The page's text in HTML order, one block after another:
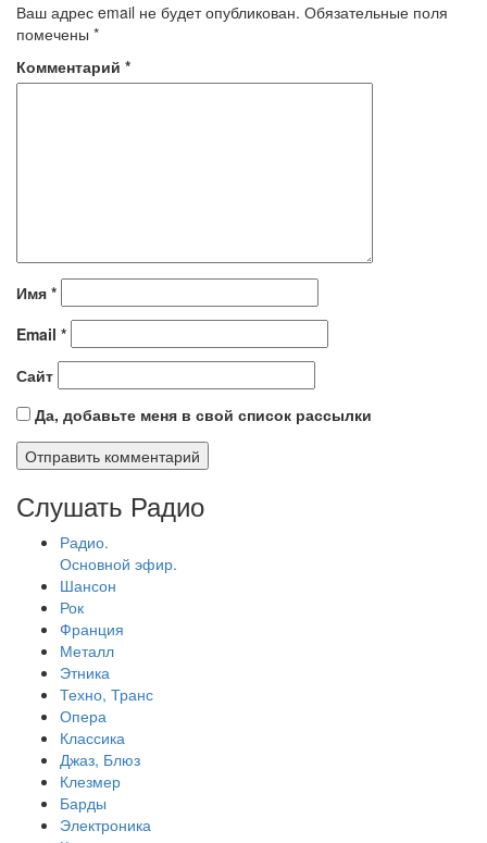
Ваш адрес email не будет опубликован. Обязательные поля
помечены *
Комментарий *
Имя *
Email *
Сайт
Да, добавьте меня в свой список рассылки
Слушать Радио
Радио.
Основной эфир.
Шансон
Рок
Франция
Металл
Этника
Техно, Транс
Опера
Классика
Джаз, Блюз
Клезмер
Барды
Электроника